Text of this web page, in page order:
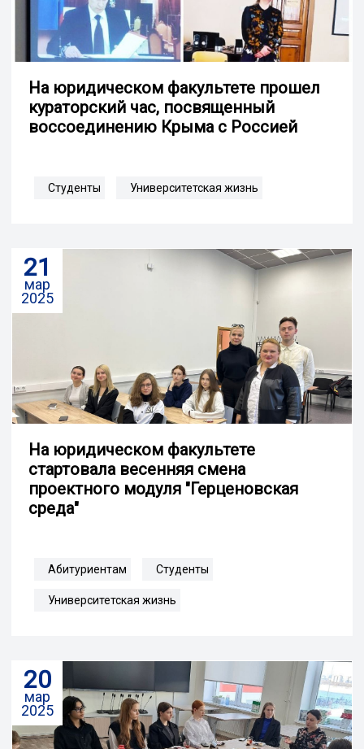
На юридическом факультете прошел
кураторский час, посвященный
воссоединению Крыма с Россией
Студенты Университетская жизнь
21
мар
2025
На юридическом факультете
стартовала весенняя смена
проектного модуля "Герценовская
среда"
Абитуриентам Студенты
Университетская жизнь
20
мар
2025